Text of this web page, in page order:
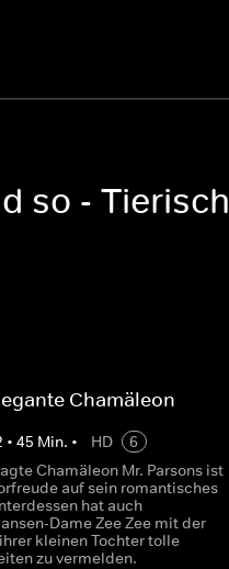
so -
Chamäleon
•45 Min. • HD
6
Chamäleon Mr. Parsons ist
auf sein romantisches
hat auch
Dame Zee Zee mit der
kleinen Tochter tolle
zu vermelden.